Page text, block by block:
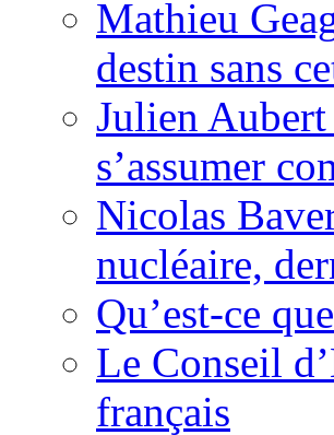
Mathieu
destin sans
Julien
s’assumer
Nicolas
nucléaire,
Qu’est-ce
Le Conseil
français